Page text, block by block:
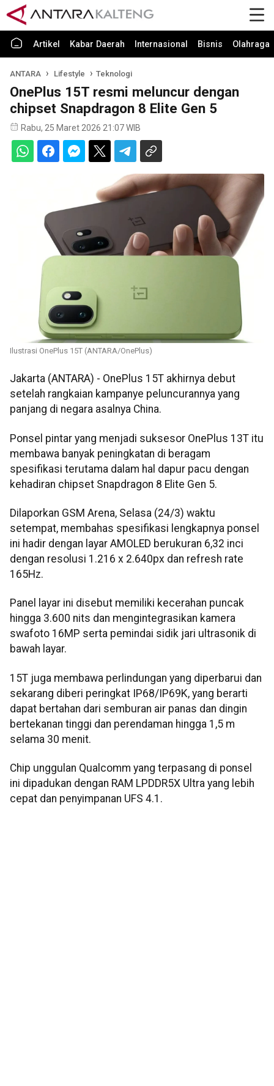
Artikel Kabar Daerah Internasional Bisnis Olahraga
ANTARA Lifestyle Teknologi
OnePlus 15T resmi meluncur dengan
chipset Snapdragon 8 Elite Gen 5
Rabu, 25 Maret 2026 21:07 WIB
Ilustrasi OnePlus 15T (ANTARA/OnePlus)
Jakarta (ANTARA) - OnePlus 15T akhirnya debut
setelah rangkaian kampanye peluncurannya yang
panjang di negara asalnya China.
Ponsel pintar yang menjadi suksesor OnePlus 13T itu
membawa banyak peningkatan di beragam
spesifikasi terutama dalam hal dapur pacu dengan
kehadiran chipset Snapdragon 8 Elite Gen 5.
Dilaporkan GSM Arena, Selasa (24/3) waktu
setempat, membahas spesifikasi lengkapnya ponsel
ini hadir dengan layar AMOLED berukuran 6,32 inci
dengan resolusi 1.216 x 2.640px dan refresh rate
165Hz.
Panel layar ini disebut memiliki kecerahan puncak
hingga 3.600 nits dan mengintegrasikan kamera
swafoto 16MP serta pemindai sidik jari ultrasonik di
bawah layar.
15T juga membawa perlindungan yang diperbarui dan
sekarang diberi peringkat IP68/IP69K, yang berarti
dapat bertahan dari semburan air panas dan dingin
bertekanan tinggi dan perendaman hingga 1,5 m
selama 30 menit.
Chip unggulan Qualcomm yang terpasang di ponsel
ini dipadukan dengan RAM LPDDR5X Ultra yang lebih
cepat dan penyimpanan UFS 4.1.